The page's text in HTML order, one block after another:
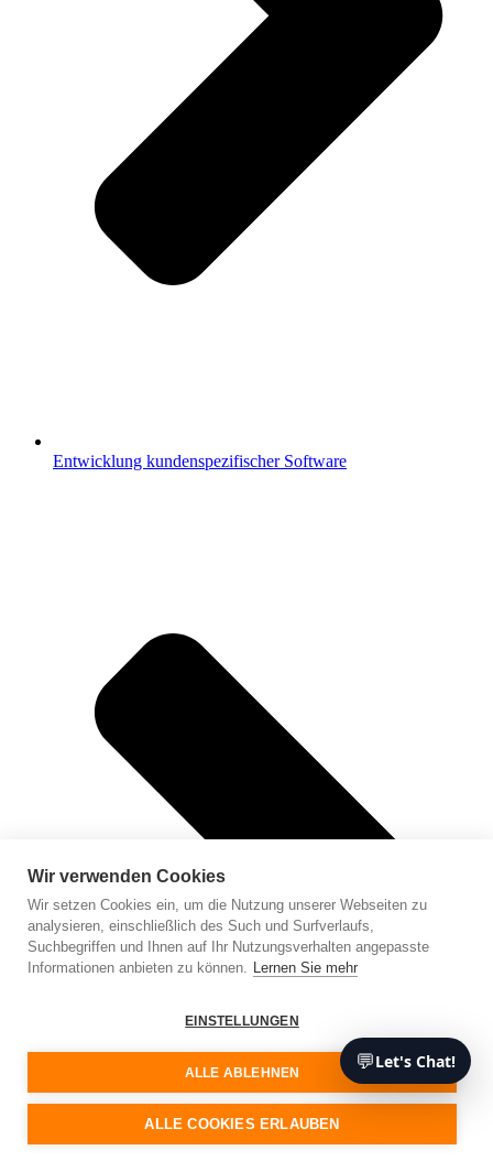
Entwicklung kundenspezifischer Software
💬Let's Chat!
Wir verwenden Cookies
Wir setzen Cookies ein, um die Nutzung unserer Webseiten zu
analysieren, einschließlich des Such und Surfverlaufs,
Suchbegriffen und Ihnen auf Ihr Nutzungsverhalten angepasste
Informationen anbieten zu können. Lernen Sie mehr
EINSTELLUNGEN
ALLE ABLEHNEN
ALLE COOKIES ERLAUBEN